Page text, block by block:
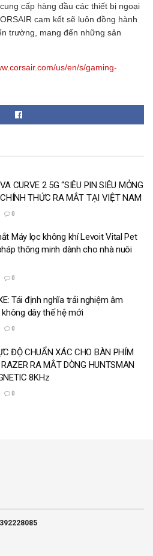
cấp hàng đầu các thiết bị ngoại
cam kết sẽ luôn đồng hành
trường, mang đến những sản
us/en/s/gaming-
CURVE 2 5G “SIÊU PIN SIÊU MỎNG
THỨC RA MẮT TẠI VIỆT NAM
0
Máy lọc không khí Levoit Vital Pet
thông minh dành cho nhà nuôi
0
Tái định nghĩa trải nghiệm âm
dây thế hệ mới
0
ĐỘ CHUẨN XÁC CHO BÀN PHÍM
RA MẮT DÒNG HUNTSMAN
8KHz
0